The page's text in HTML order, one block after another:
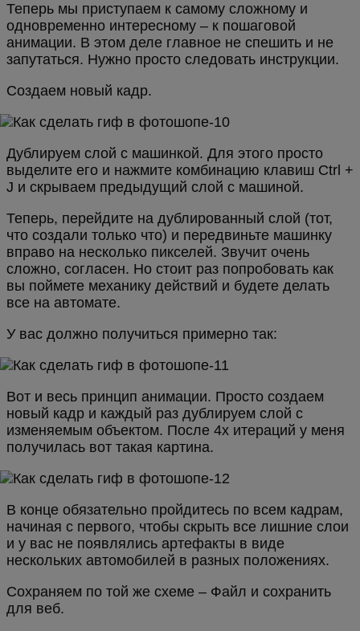
Теперь мы приступаем к самому сложному и
одновременно интересному – к пошаговой
анимации. В этом деле главное не спешить и не
запутаться. Нужно просто следовать инструкции.
Создаем новый кадр.
Дублируем слой с машинкой. Для этого просто
выделите его и нажмите комбинацию клавиш Ctrl +
J и скрываем предыдущий слой с машиной.
Теперь, перейдите на дублированный слой (тот,
что создали только что) и передвиньте машинку
вправо на несколько пикселей. Звучит очень
сложно, согласен. Но стоит раз попробовать как
вы поймете механику действий и будете делать
все на автомате.
У вас должно получиться примерно так:
Вот и весь принцип анимации. Просто создаем
новый кадр и каждый раз дублируем слой с
изменяемым объектом. После 4х итераций у меня
получилась вот такая картина.
В конце обязательно пройдитесь по всем кадрам,
начиная с первого, чтобы скрыть все лишние слои
и у вас не появлялись артефакты в виде
нескольких автомобилей в разных положениях.
Сохраняем по той же схеме – Файл и сохранить
для веб.